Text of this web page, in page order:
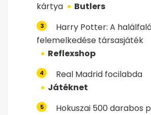
kártya
Butlers
3
Harry Potter: A
felemelkedése társasjáték
Reflexshop
4
Real Madrid focilabda
Játéknet
5
Hokuszai 500 darabos